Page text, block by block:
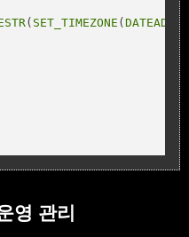
( SET_TIMEZONE ( DATEADD (
영 관리